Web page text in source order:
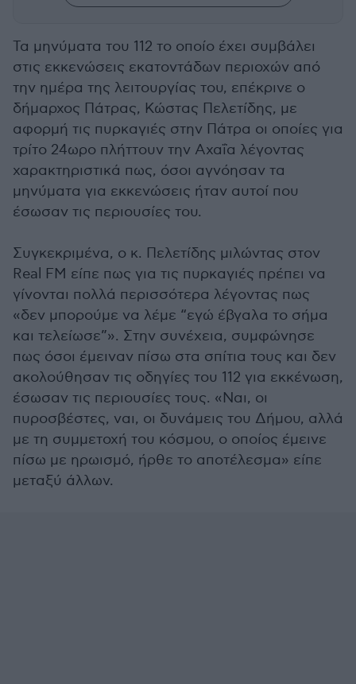
Τα μηνύματα του 112 το οποίο έχει συμβάλει
στις εκκενώσεις εκατοντάδων περιοχών από
την ημέρα της λειτουργίας του, επέκρινε ο
δήμαρχος Πάτρας, Κώστας Πελετίδης, με
αφορμή τις πυρκαγιές στην Πάτρα οι οποίες για
τρίτο 24ωρο πλήττουν την Αχαΐα λέγοντας
χαρακτηριστικά πως, όσοι αγνόησαν τα
μηνύματα για εκκενώσεις ήταν αυτοί που
έσωσαν τις περιουσίες του.
Συγκεκριμένα, ο κ. Πελετίδης μιλώντας στον
Real FM είπε πως για τις πυρκαγιές πρέπει να
γίνονται πολλά περισσότερα λέγοντας πως
«δεν μπορούμε να λέμε “εγώ έβγαλα το σήμα
και τελείωσε”». Στην συνέχεια, συμφώνησε
πως όσοι έμειναν πίσω στα σπίτια τους και δεν
ακολούθησαν τις οδηγίες του 112 για εκκένωση,
έσωσαν τις περιουσίες τους. «Ναι, οι
πυροσβέστες, ναι, οι δυνάμεις του Δήμου, αλλά
με τη συμμετοχή του κόσμου, ο οποίος έμεινε
πίσω με ηρωισμό, ήρθε το αποτέλεσμα» είπε
μεταξύ άλλων.